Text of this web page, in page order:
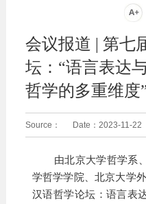
会议报道 | 第七
坛：“语言表达
哲学的多重维度
Source： Date： 2023-11-22
由北京大学哲学系
学哲学学院、北京大学
汉语哲学论坛：语言